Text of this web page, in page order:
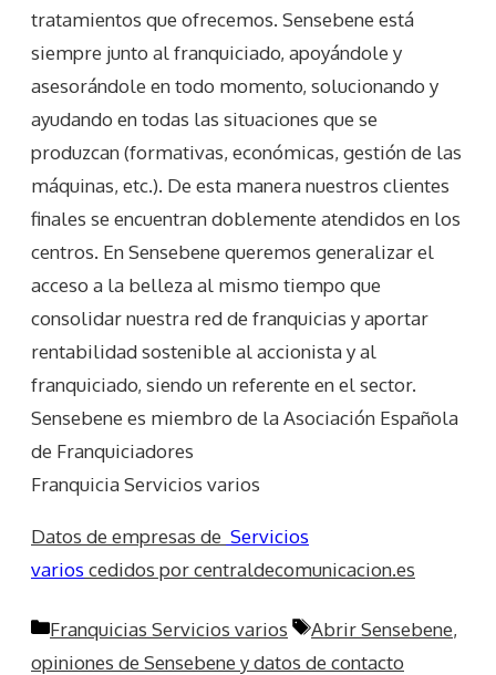
tratamientos que ofrecemos. Sensebene está
siempre junto al franquiciado, apoyándole y
asesorándole en todo momento, solucionando y
ayudando en todas las situaciones que se
produzcan (formativas, económicas, gestión de las
máquinas, etc.). De esta manera nuestros clientes
finales se encuentran doblemente atendidos en los
centros. En Sensebene queremos generalizar el
acceso a la belleza al mismo tiempo que
consolidar nuestra red de franquicias y aportar
rentabilidad sostenible al accionista y al
franquiciado, siendo un referente en el sector.
Sensebene es miembro de la Asociación Española
de Franquiciadores
Franquicia Servicios varios
Datos de empresas de Servicios
varios cedidos por centraldecomunicacion.es
Categorías
Franquicias Servicios varios Etiquetas
Abrir Sensebene,
opiniones de Sensebene y datos de contacto